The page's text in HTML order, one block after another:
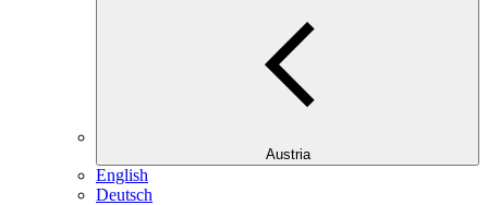
Austria
English
Deutsch